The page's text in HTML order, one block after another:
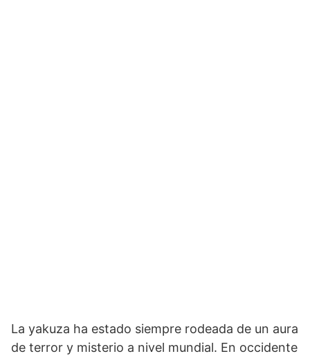
La yakuza ha estado siempre rodeada de un aura
de terror y misterio a nivel mundial. En occidente